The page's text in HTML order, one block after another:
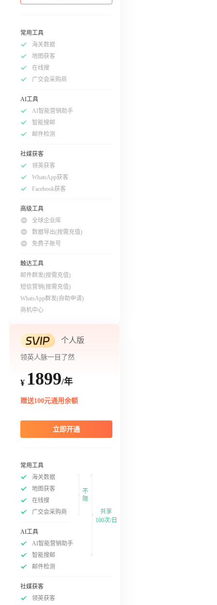
常用工具
海关数据
地图获客
在线搜
广交会采购商
AI工具
AI智能营销助手
智能搜邮
邮件检测
社媒获客
领英获客
WhatsApp获客
Facebook获客
高级工具
全球企业库
数据导出(按需充值)
免费子账号
触达工具
邮件群发(按需充值)
短信营销(按需充值)
WhatsApp群发(自助申请)
商机中心
个人版
领英人脉一目了然
¥ 1899/年
赠送100元通用余额
立即开通
常用工具
海关数据
地图获客
在线搜
广交会采购商
不
限
AI工具
AI智能营销助手
智能搜邮
邮件检测
社媒获客
领英获客
共享
100次/日